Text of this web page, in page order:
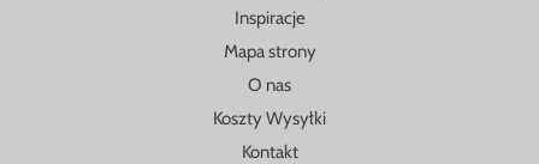
Inspiracje
Mapa strony
O nas
Koszty Wysyłki
Kontakt